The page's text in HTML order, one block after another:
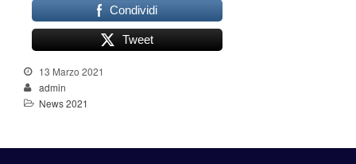
Condividi
Tweet
13 Marzo 2021
admin
News 2021